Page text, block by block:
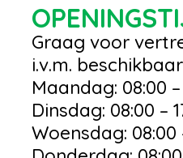
Graag voor
i.v.m.
Maandag: 08:00 –
Dinsdag: 08:00 –
Woensdag: 08:00